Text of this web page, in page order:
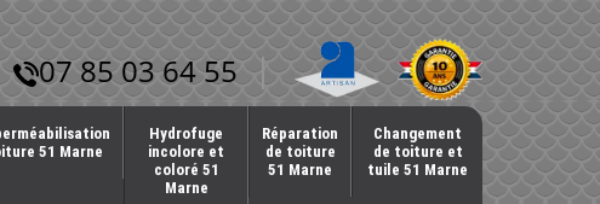
07 85 03 64 55
51 Marne
Hydrofuge
incolore et
coloré 51
Marne
Réparation
de toiture
51 Marne
Changement
de toiture et
tuile 51 Marne